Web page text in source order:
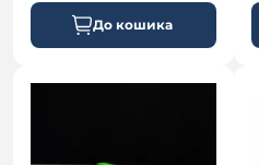
До кошика